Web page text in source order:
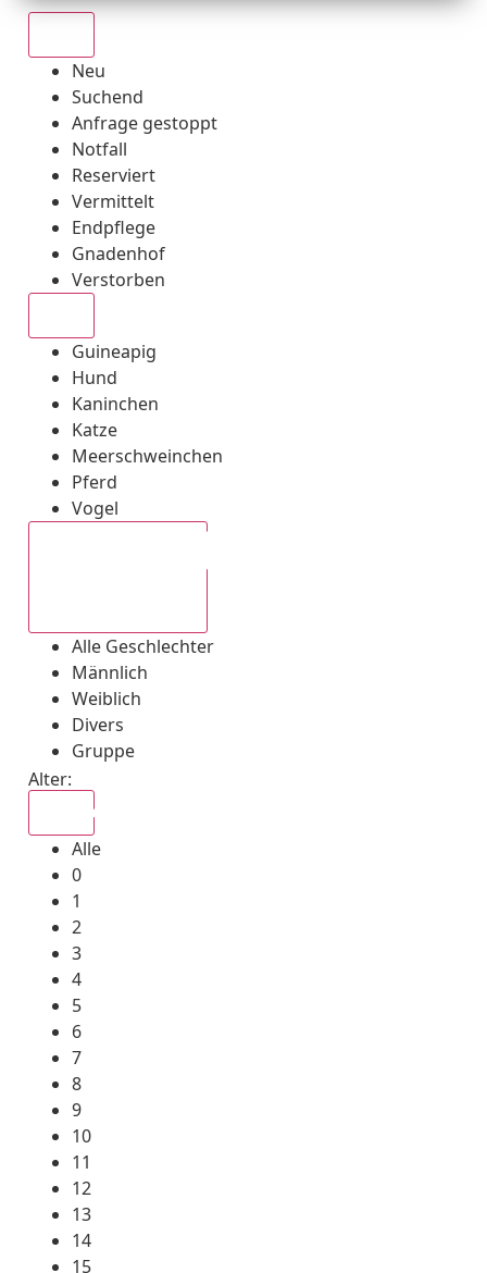
Neu
Suchend
Anfrage gestoppt
Notfall
Reserviert
Vermittelt
Endpflege
Gnadenhof
Verstorben
Guineapig
Hund
Kaninchen
Katze
Meerschweinchen
Pferd
Vogel
Alle Geschlechter
Männlich
Weiblich
Divers
Gruppe
Alter:
Alle
0
1
2
3
4
5
6
7
8
9
10
11
12
13
14
15